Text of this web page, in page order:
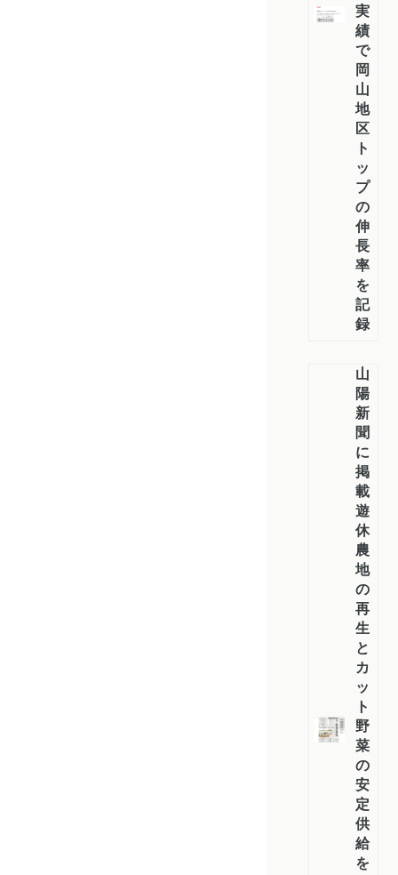
実
績
で
岡
山
地
区
ト
ッ
プ
の
伸
長
率
を
記
録
山
陽
新
聞
に
掲
載
遊
休
農
地
の
再
生
と
カ
ッ
ト
野
菜
の
安
定
供
給
を